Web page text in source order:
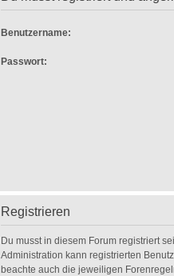
Benutzername:
Passwort:
Registrieren
Du musst in diesem Forum registriert
Administration kann registrierten
beachte auch die jeweiligen